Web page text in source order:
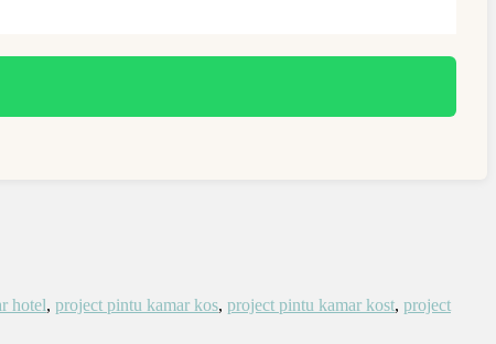
hotel, project pintu kamar kos, project pintu kamar kost, project